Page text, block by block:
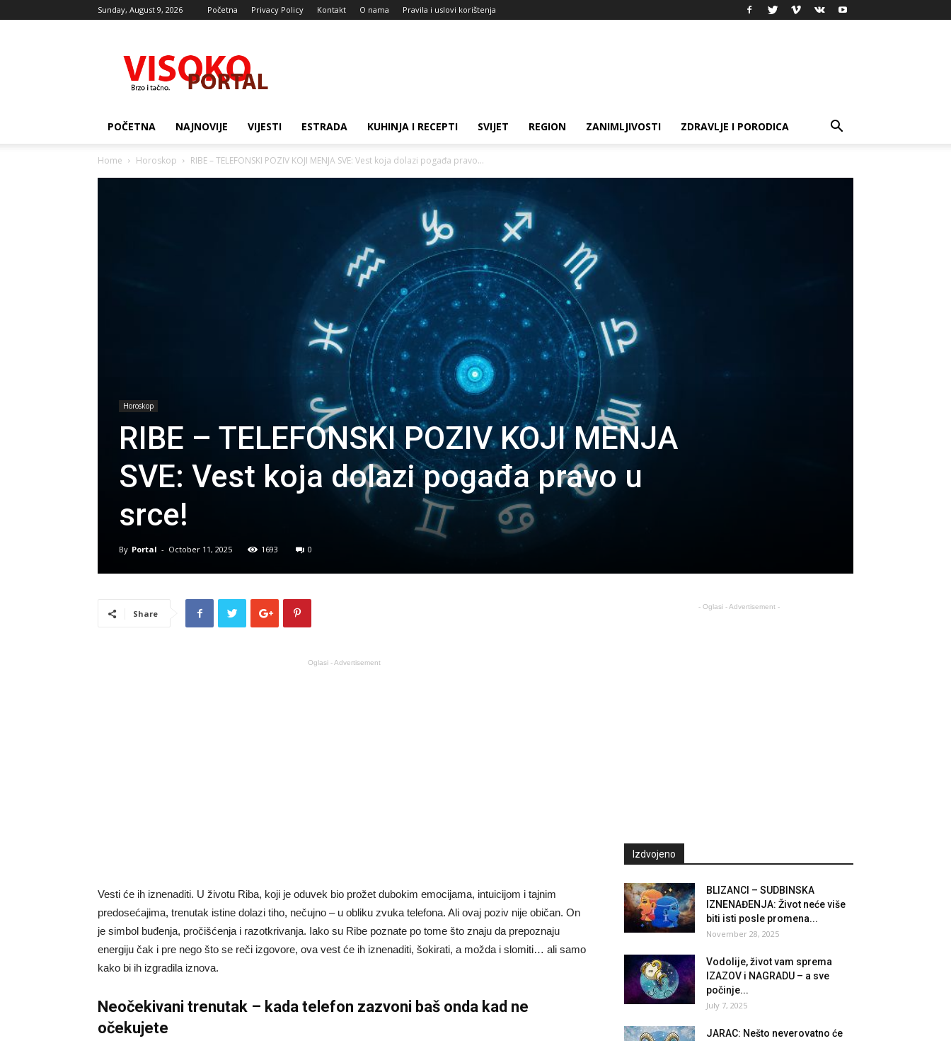
Sunday, August 9, 2026 Početna Privacy Policy Kontakt O nama Pravila i uslovi korištenja
portal
POČETNA NAJNOVIJE VIJESTI ESTRADA KUHINJA I RECEPTI SVIJET REGION ZANIMLJIVOSTI ZDRAVLJE I PORODICA
Home Horoskop RIBE – TELEFONSKI POZIV KOJI MENJA SVE: Vest koja dolazi pogađa pravo...
Horoskop
RIBE – TELEFONSKI POZIV KOJI MENJA
SVE: Vest koja dolazi pogađa pravo u
srce!
By Portal - October 11, 2025 1693 0
Share
Oglasi - Advertisement
Vesti će ih iznenaditi. U životu Riba, koji je oduvek bio prožet dubokim emocijama, intuicijom i tajnim
predosećajima, trenutak istine dolazi tiho, nečujno – u obliku zvuka telefona. Ali ovaj poziv nije običan. On
je simbol buđenja, pročišćenja i razotkrivanja. Iako su Ribe poznate po tome što znaju da prepoznaju
energiju čak i pre nego što se reči izgovore, ova vest će ih iznenaditi, šokirati, a možda i slomiti… ali samo
kako bi ih izgradila iznova.
Neočekivani trenutak – kada telefon zazvoni baš onda kad ne
očekujete
- Oglasi - Advertisement -
Izdvojeno
BLIZANCI – SUDBINSKA
IZNENAĐENJA: Život neće više
biti isti posle promena...
November 28, 2025
Vodolije, život vam sprema
IZAZOV i NAGRADU – a sve
počinje...
July 7, 2025
JARAC: Nešto neverovatno će